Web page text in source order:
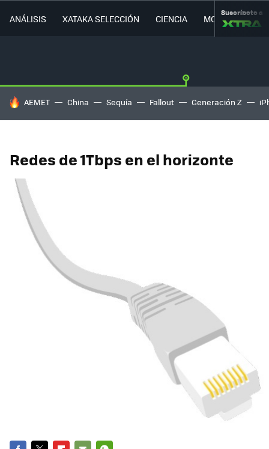
ANÁLISIS XATAKA SELECCIÓN CIENCIA MOVILIDAD
Suscríbete a
HOY SE HABLA DE
AEMET China Sequía Fallout Generación Z
Redes de 1Tbps en el horizonte